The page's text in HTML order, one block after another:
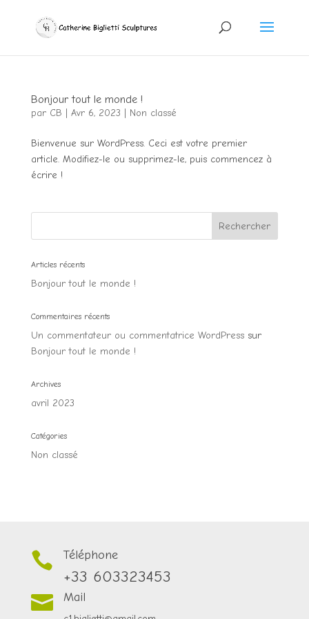
Bonjour tout le monde !
par CB Avr 6, 2023 Non classé
Bienvenue sur WordPress. Ceci est votre premier
article. Modifiez-le ou supprimez-le, puis commencez à
écrire !
Rechercher
Articles récents
Bonjour tout le monde !
Commentaires récents
Un commentateur ou commentatrice WordPresssur
Bonjour tout le monde !
Archives
avril 2023
Catégories
Non classé
 Téléphone
+33 603323453
 Mail